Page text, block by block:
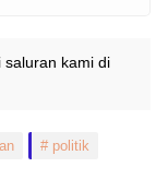
saluran kami di
politik